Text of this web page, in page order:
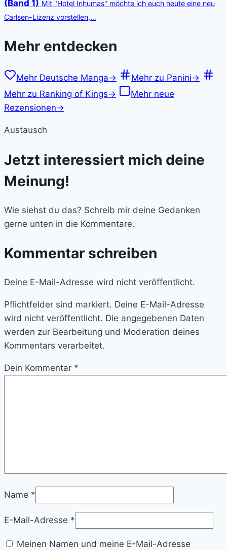
(Band 1) Mit "Hotel Inhumas" möchte ich euch heute eine neu
Carlsen-Lizenz vorstellen,…
Mehr entdecken
Mehr Deutsche Manga→ Mehr zu Panini→
Mehr zu Ranking of Kings→
Mehr neue
Rezensionen→
Austausch
Jetzt interessiert mich deine
Meinung!
Wie siehst du das? Schreib mir deine Gedanken
gerne unten in die Kommentare.
Kommentar schreiben
Deine E-Mail-Adresse wird nicht veröffentlicht.
Pflichtfelder sind markiert. Deine E-Mail-Adresse
wird nicht veröffentlicht. Die angegebenen Daten
werden zur Bearbeitung und Moderation deines
Kommentars verarbeitet.
Dein Kommentar *
Name *
E-Mail-Adresse *
Meinen Namen und meine E-Mail-Adresse